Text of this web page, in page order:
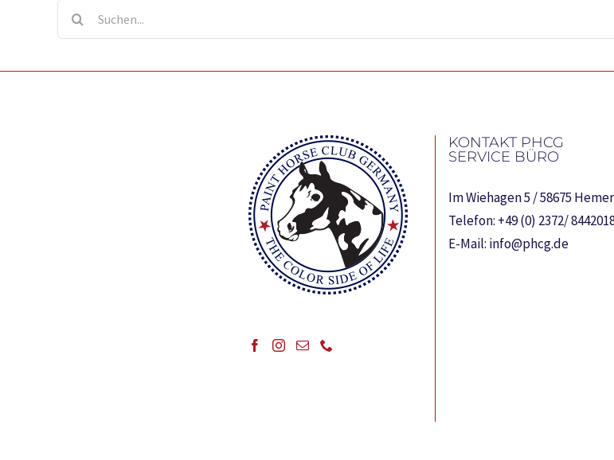
Suche
nach:
KONTAKT PHCG
SERVICE BÜRO
Im Wiehagen 5 / 58675 Hemer
Telefon: +49 (0) 2372/
E-Mail: info@phcg.de